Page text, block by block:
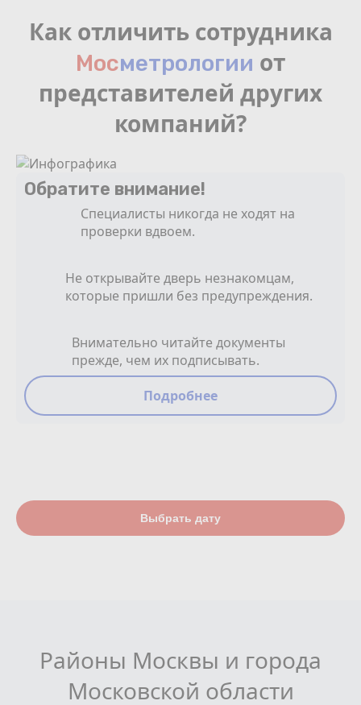
Как отличить сотрудника
Мосмeтрологии от
представителей других
компаний?
Обратите внимание!
Специалисты никогда не ходят на
проверки вдвоем.
Не открывайте дверь незнакомцам,
которые пришли без предупреждения.
Внимательно читайте документы
прежде, чем их подписывать.
Подробнее
Выбрать дату
Районы Москвы и города
Московской области